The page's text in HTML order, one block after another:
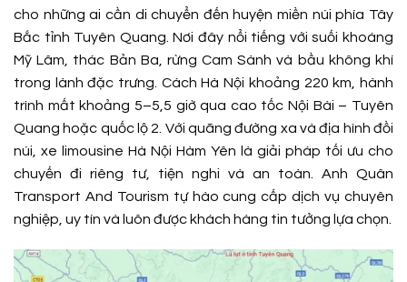
cho những ai cần di chuyển đến huyện miền núi phía Tây
Bắc tỉnh Tuyên Quang. Nơi đây nổi tiếng với suối khoáng
Mỹ Lâm, thác Bản Ba, rừng Cam Sành và bầu không khí
trong lành đặc trưng. Cách Hà Nội khoảng 220 km, hành
trình mất khoảng 5–5,5 giờ qua cao tốc Nội Bài – Tuyên
Quang hoặc quốc lộ 2. Với quãng đường xa và địa hình đồi
núi, xe limousine Hà Nội Hàm Yên là giải pháp tối ưu cho
chuyến đi riêng tư, tiện nghi và an toàn. Anh Quân
Transport And Tourism tự hào cung cấp dịch vụ chuyên
nghiệp, uy tín và luôn được khách hàng tin tưởng lựa chọn.